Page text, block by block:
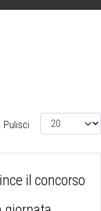
Pulisci Visualizza #
il concorso